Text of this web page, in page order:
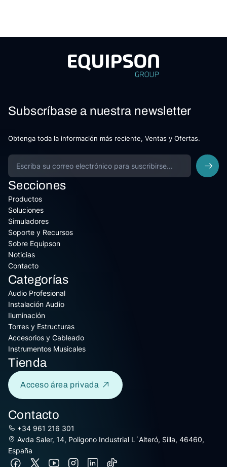
Subscríbase a nuestra newsletter
Obtenga toda la información más reciente, Ventas y Ofertas.
Secciones
Productos
Soluciones
Simuladores
Soporte y Recursos
Sobre Equipson
Noticias
Contacto
Categorías
Audio Profesional
Instalación Audio
Iluminación
Torres y Estructuras
Accesorios y Cableado
Instrumentos Musicales
Tienda
Acceso área privada
Contacto
+34 961 216 301
Avda Saler, 14, Poligono Industrial L´Alteró, Silla, 46460,
España